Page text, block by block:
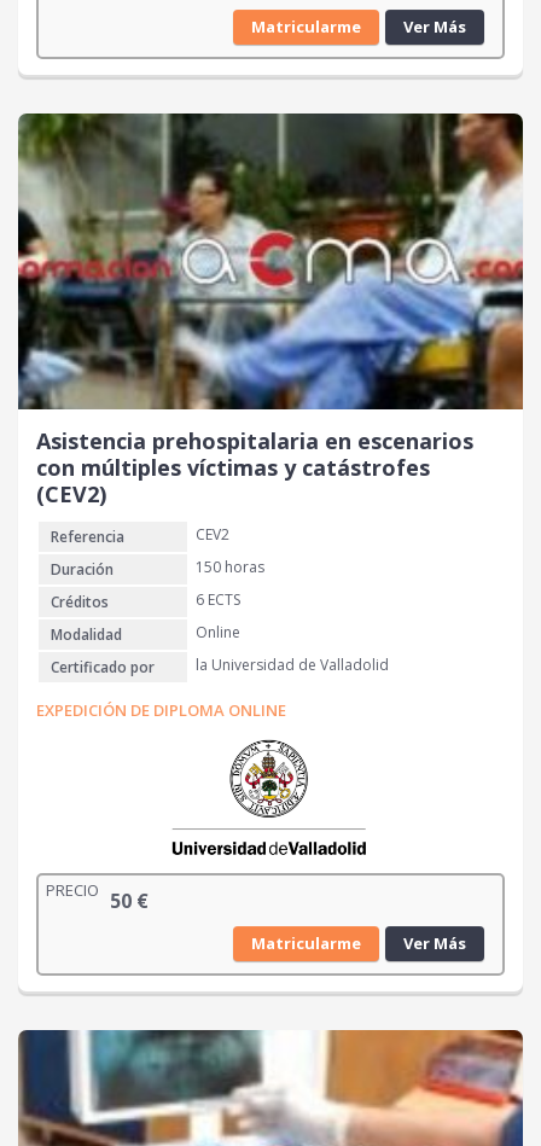
Matricularme Ver Más
Asistencia prehospitalaria en escenarios
con múltiples víctimas y catástrofes
(CEV2)
Referencia
CEV2
Duración
150 horas
Créditos
6 ECTS
Modalidad
Online
Certificado por
la Universidad de Valladolid
EXPEDICIÓN DE DIPLOMA ONLINE
PRECIO 50 €
Matricularme Ver Más